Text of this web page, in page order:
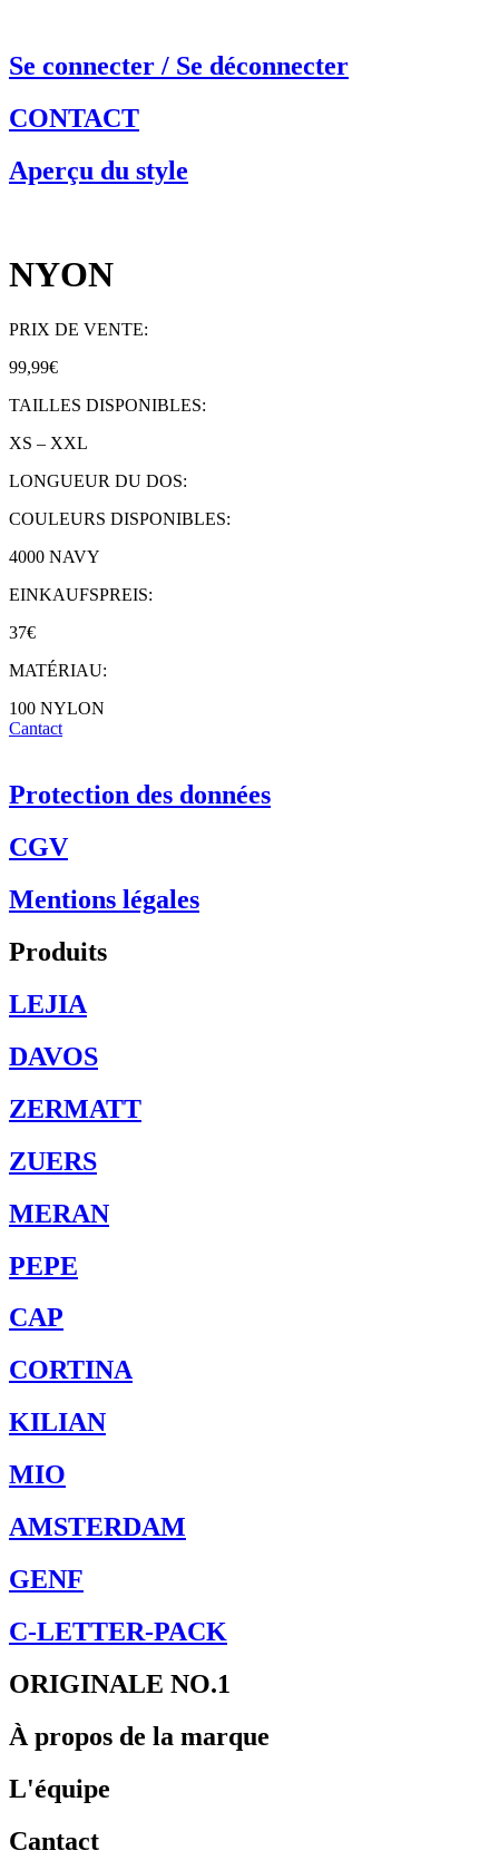
contenu
Se connecter / Se déconnecter
CONTACT
Aperçu du style
NYON
PRIX DE VENTE:
99,99€
TAILLES DISPONIBLES:
XS – XXL
LONGUEUR DU DOS:
COULEURS DISPONIBLES:
4000 NAVY
EINKAUFSPREIS:
37€
MATÉRIAU:
100 NYLON
Cantact
Protection des données
CGV
Mentions légales
Produits
LEJIA
DAVOS
ZERMATT
ZUERS
MERAN
PEPE
CAP
CORTINA
KILIAN
MIO
AMSTERDAM
GENF
C-LETTER-PACK
ORIGINALE NO.1
À propos de la marque
L'équipe
Cantact